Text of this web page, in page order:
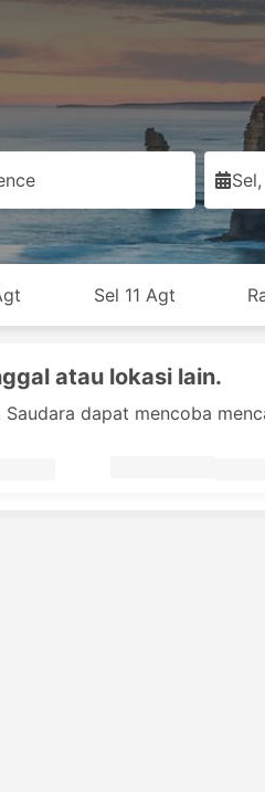
Sel 11 Agt
atau lokasi lain.
dapat mencoba